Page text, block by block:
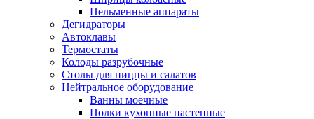
Пельменные аппараты
Дегидраторы
Автоклавы
Термостаты
Колоды разрубочные
Столы для пиццы и салатов
Нейтральное оборудование
Ванны моечные
Полки кухонные настенные